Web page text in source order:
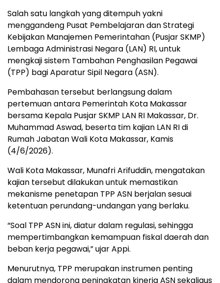
Salah satu langkah yang ditempuh yakni
menggandeng Pusat Pembelajaran dan Strategi
Kebijakan Manajemen Pemerintahan (Pusjar SKMP)
Lembaga Administrasi Negara (LAN) RI, untuk
mengkaji sistem Tambahan Penghasilan Pegawai
(TPP) bagi Aparatur Sipil Negara (ASN).
Pembahasan tersebut berlangsung dalam
pertemuan antara Pemerintah Kota Makassar
bersama Kepala Pusjar SKMP LAN RI Makassar, Dr.
Muhammad Aswad, beserta tim kajian LAN RI di
Rumah Jabatan Wali Kota Makassar, Kamis
(4/6/2026).
Wali Kota Makassar, Munafri Arifuddin, mengatakan
kajian tersebut dilakukan untuk memastikan
mekanisme penetapan TPP ASN berjalan sesuai
ketentuan perundang-undangan yang berlaku.
“Soal TPP ASN ini, diatur dalam regulasi, sehingga
mempertimbangkan kemampuan fiskal daerah dan
beban kerja pegawai,” ujar Appi.
Menurutnya, TPP merupakan instrumen penting
dalam mendorong peningkatan kinerja ASN sekaligus